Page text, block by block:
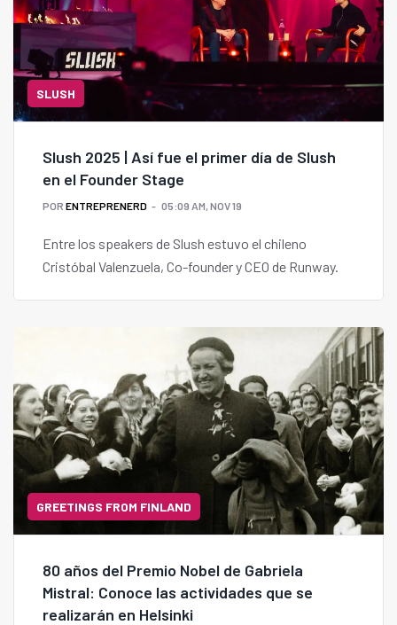
SLUSH
Slush 2025 | Así fue el primer día de Slush
en el Founder Stage
POR ENTREPRENERD 05:09 AM, NOV 19
Entre los speakers de Slush estuvo el chileno
Cristóbal Valenzuela, Co-founder y CEO de Runway.
GREETINGS FROM FINLAND
80 años del Premio Nobel de Gabriela
Mistral: Conoce las actividades que se
realizarán en Helsinki